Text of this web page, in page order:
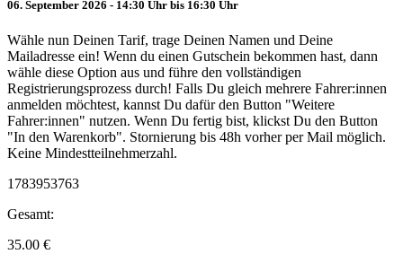
06. September 2026 - 14:30 Uhr bis 16:30 Uhr
Wähle nun Deinen Tarif, trage Deinen Namen und Deine
Mailadresse ein! Wenn du einen Gutschein bekommen hast, dann
wähle diese Option aus und führe den vollständigen
Registrierungsprozess durch! Falls Du gleich mehrere Fahrer:innen
anmelden möchtest, kannst Du dafür den Button "Weitere
Fahrer:innen" nutzen. Wenn Du fertig bist, klickst Du den Button
"In den Warenkorb". Stornierung bis 48h vorher per Mail möglich.
Keine Mindestteilnehmerzahl.
1783953763
Gesamt:
35.00 €